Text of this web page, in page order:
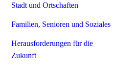
Stadt und Ortschaften
Familien, Senioren und Soziales
Herausforderungen für die
Zukunft